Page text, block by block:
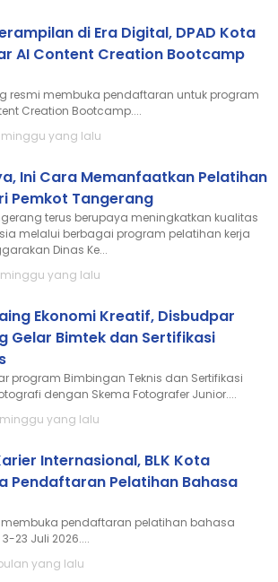
di Era Digital, DPAD Kota
AI Content Creation Bootcamp
resmi membuka pendaftaran untuk program
Creation Bootcamp....
minggu yang lalu
Ini Cara Memanfaatkan Pelatihan
Pemkot Tangerang
terus berupaya meningkatkan kualitas
melalui berbagai program pelatihan kerja
Dinas Ke...
yang lalu
Ekonomi Kreatif, Disbudpar
Gelar Bimtek dan Sertifikasi
program Bimbingan Teknis dan Sertifikasi
dengan Skema Fotografer Junior....
yang lalu
Internasional, BLK Kota
Pendaftaran Pelatihan Bahasa
membuka pendaftaran pelatihan bahasa
23 Juli 2026....
yang lalu